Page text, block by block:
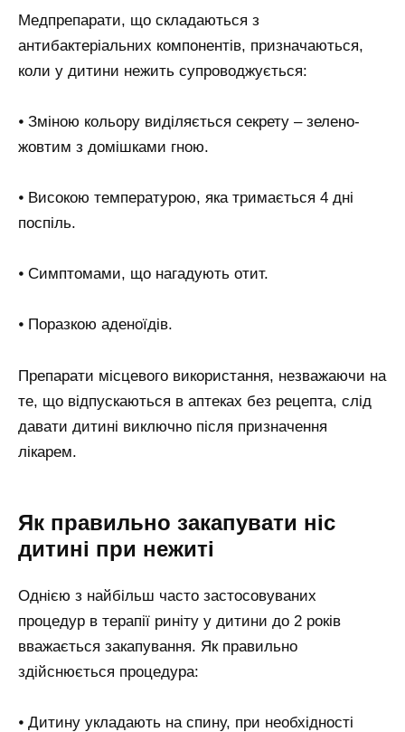
Медпрепарати, що складаються з
антибактеріальних компонентів, призначаються,
коли у дитини нежить супроводжується:
⦁ Зміною кольору виділяється секрету – зелено-
жовтим з домішками гною.
⦁ Високою температурою, яка тримається 4 дні
поспіль.
⦁ Симптомами, що нагадують отит.
⦁ Поразкою аденоїдів.
Препарати місцевого використання, незважаючи на
те, що відпускаються в аптеках без рецепта, слід
давати дитині виключно після призначення
лікарем.
Як правильно закапувати ніс
дитині при нежиті
Однією з найбільш часто застосовуваних
процедур в терапії риніту у дитини до 2 років
вважається закапування. Як правильно
здійснюється процедура:
⦁ Дитину укладають на спину, при необхідності